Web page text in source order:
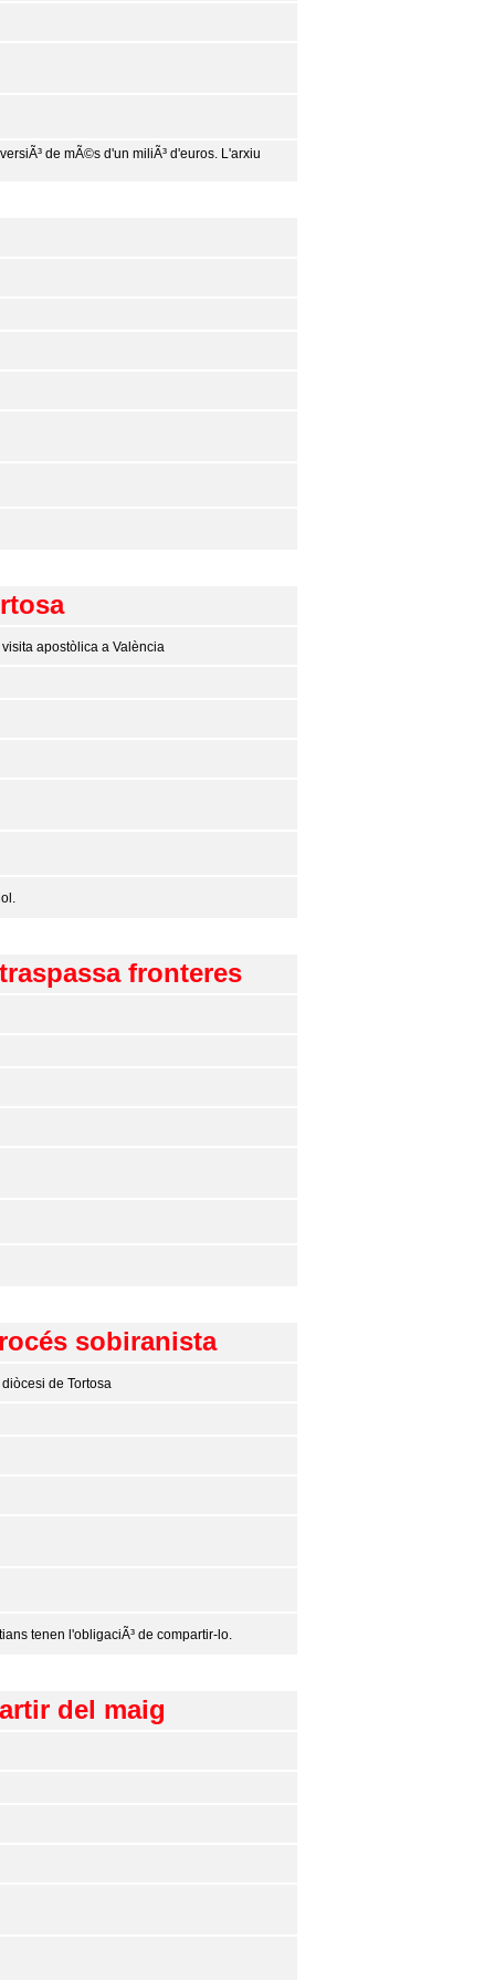
de mÃ©s d'un miliÃ³ d'euros. L'arxiu
apostòlica a València
fronteres
sobiranista
de Tortosa
tenen l'obligaciÃ³ de compartir-lo.
del maig